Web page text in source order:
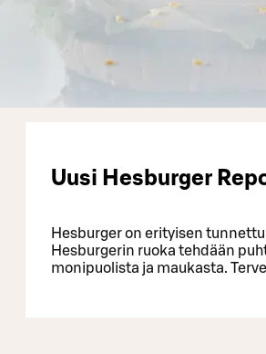
Uusi Hesburger
Hesburger on erityisen
Hesburgerin ruoka tehdään
monipuolista ja maukasta.